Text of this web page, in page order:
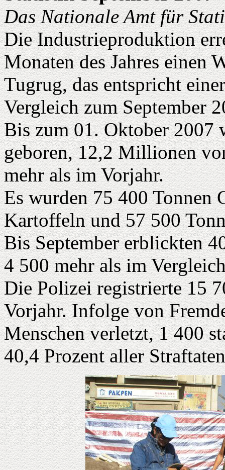
Das Nationale Amt für
Die Industrieproduktion
Monaten des Jahres einen
Tugrug, das entspricht
Vergleich zum September
Bis zum 01. Oktober 2007
geboren, 12,2 Millionen
mehr als im Vorjahr.
Es wurden 75 400 Tonnen
Kartoffeln und 57 500
Bis September erblickten
4 500 mehr als im
Die Polizei registrierte 15
Vorjahr. Infolge von
Menschen verletzt, 1 400
40,4 Prozent aller